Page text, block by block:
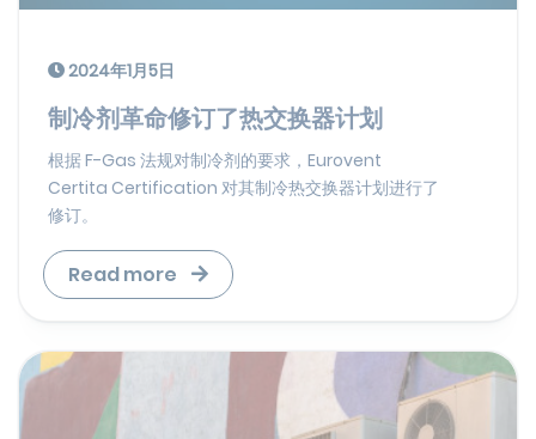
2024年1月5日
制冷剂革命修订了热交换器计划
根据 F-Gas 法规对制冷剂的要求，Eurovent
Certita Certification 对其制冷热交换器计划进行了
修订。
Read more